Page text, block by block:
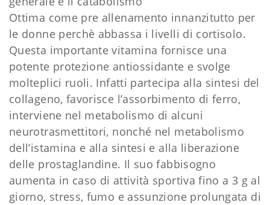
Ottima come pre allenamento innanzitutto per
le donne perchè abbassa i livelli di cortisolo.
Questa importante vitamina fornisce una
potente protezione antiossidante e svolge
molteplici ruoli. Infatti partecipa alla sintesi del
collageno, favorisce l’assorbimento di ferro,
interviene nel metabolismo di alcuni
neurotrasmettitori, nonché nel metabolismo
dell’istamina e alla sintesi e alla liberazione
delle prostaglandine. Il suo fabbisogno
aumenta in caso di attività sportiva fino a 3 g al
giorno, stress, fumo e assunzione prolungata di